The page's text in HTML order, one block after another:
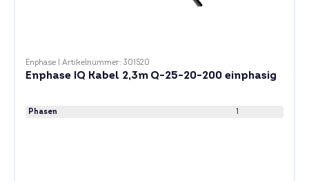
Enphase Artikelnummer: 301520
Enphase IQ Kabel 2,3m Q-25-20-200 einphasig
Phasen 1